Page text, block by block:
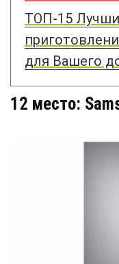
ТОП-15
для Вашего
12 место: